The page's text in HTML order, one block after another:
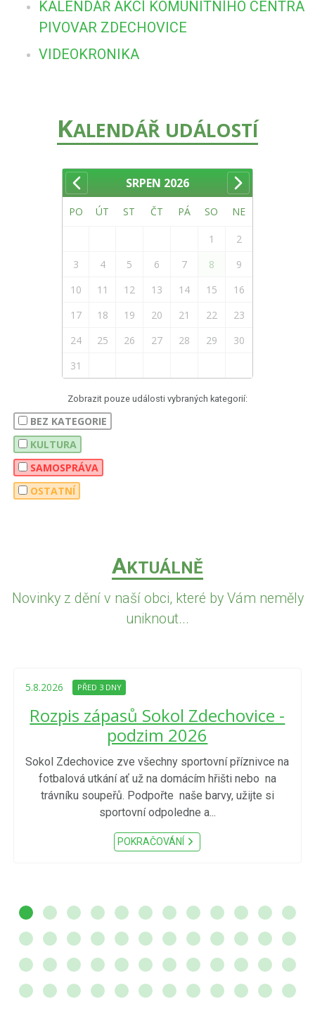
KALENDÁŘ AKCÍ KOMUNITNÍHO CENTRA
PIVOVAR ZDECHOVICE
VIDEOKRONIKA
KALENDÁŘ UDÁLOSTÍ
SRPEN 2026
PO ÚT ST ČT PÁ SO NE
1
2
3
4 5 6 7 8
9
10
11 12 13 14 15
16
17
18 19 20 21 22
23
24
25 26 27 28 29
30
31
Zobrazit pouze události vybraných kategorií:
BEZ KATEGORIE
KULTURA
SAMOSPRÁVA
OSTATNÍ
AKTUÁLNĚ
Novinky z dění v naší obci, které by Vám neměly
uniknout...
5.8.2026 PŘED 3 DNY
Rozpis zápasů Sokol Zdechovice -
podzim 2026
Sokol Zdechovice zve všechny sportovní příznivce na
fotbalová utkání ať už na domácím hřišti nebo na
trávníku soupeřů. Podpořte naše barvy, užijte si
sportovní odpoledne a...
POKRAČOVÁNÍ